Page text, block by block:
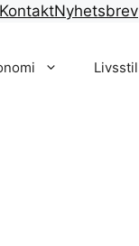
KontaktNyhetsbrev
Livsstil